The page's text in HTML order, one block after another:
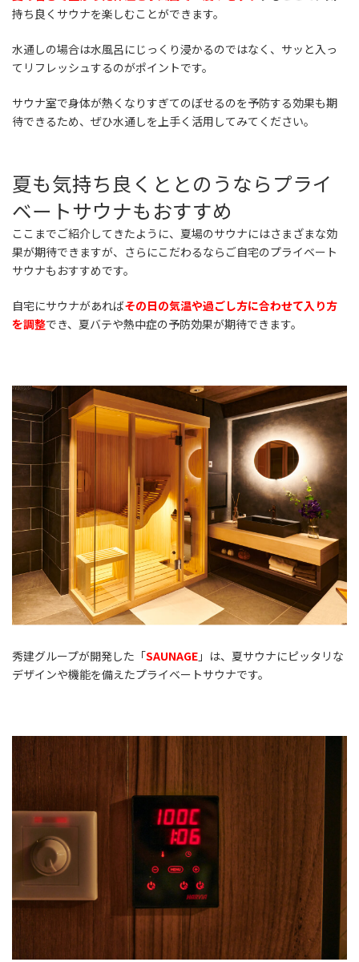
持ち良くサウナを楽しむことができます。
水通しの場合は水風呂にじっくり浸かるのではなく、サッと入っ
てリフレッシュするのがポイントです。
サウナ室で身体が熱くなりすぎてのぼせるのを予防する効果も期
待できるため、ぜひ水通しを上手く活用してみてください。
夏も気持ち良くととのうならプライ
ベートサウナもおすすめ
ここまでご紹介してきたように、夏場のサウナにはさまざまな効
果が期待できますが、さらにこだわるならご自宅のプライベート
サウナもおすすめです。
自宅にサウナがあればその日の気温や過ごし方に合わせて入り方
を調整でき、夏バテや熱中症の予防効果が期待できます。
秀建グループが開発した「SAUNAGE 」は、夏サウナにピッタリな
デザインや機能を備えたプライベートサウナです。